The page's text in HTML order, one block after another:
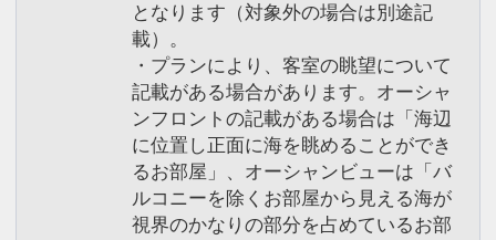
となります（対象外の場合は別途記
載）。
・プランにより、客室の眺望について
記載がある場合があります。オーシャ
ンフロントの記載がある場合は「海辺
に位置し正面に海を眺めることができ
るお部屋」、オーシャンビューは「バ
ルコニーを除くお部屋から見える海が
視界のかなりの部分を占めているお部